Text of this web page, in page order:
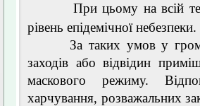
При цьому на всій
рівень епідемічної небезпеки.
За таких умов у
заходів або відвідин
маскового режиму.
харчування, розважальних